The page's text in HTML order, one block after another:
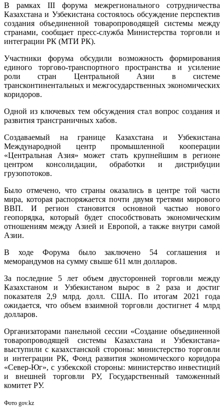
В рамках III форума межрегионального сотрудничества
Казахстана и Узбекистана состоялось обсуждение перспектив
создания объединенной товаропроводящей системы между
странами, сообщает пресс-служба Министерства торговли и
интеграции РК (МТИ РК).
Участники форума обсудили возможность формирования
единого торгово-транспортного пространства и усиление
роли стран Центральной Азии в системе
трансконтинентальных и межгосударственных экономических
коридоров.
Одной из ключевых тем обсуждения стал вопрос создания и
развития трансграничных хабов.
Создаваемый на границе Казахстана и Узбекистана
Международной центр промышленной кооперации
«Центральная Азия» может стать крупнейшим в регионе
центром консолидации, обработки и дистрибуции
грузопотоков.
Было отмечено, что страны оказались в центре той части
мира, которая распоряжается почти двумя третями мирового
ВВП. И регион становится основной частью нового
геопорядка, который будет способствовать экономическим
отношениям между Азией и Европой, а также внутри самой
Азии.
В ходе Форума было заключено 54 соглашения и
меморандумов на сумму свыше 611 млн долларов.
За последние 5 лет объем двусторонней торговли между
Казахстаном и Узбекистаном вырос в 2 раза и достиг
показателя 2,9 млрд. долл. США. По итогам 2021 года
ожидается, что объем взаимной торговли достигнет 4 млрд
долларов.
Организаторами панельной сессии «Создание объединенной
товаропроводящей системы Казахстана и Узбекистана»
выступили с казахстанской стороны: министерство торговли
и интеграции РК, Фонд развития экономического коридора
«Север-Юг», с узбекской стороны: министерство инвестиций
и внешней торговли РУ, Государственный таможенный
комитет РУ.
Фото gov.kz